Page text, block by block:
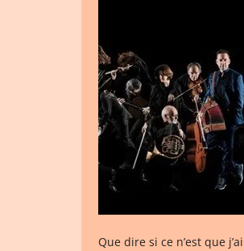
Que dire si ce n’est que